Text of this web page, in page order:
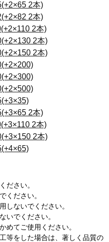
2本)
2本)
2本)
2本)
2本)
2本)
2本)
2本)
ださい。
ください。
しないでください。
いでください。
めてご使用ください。
等をした場合は、著しく品質の